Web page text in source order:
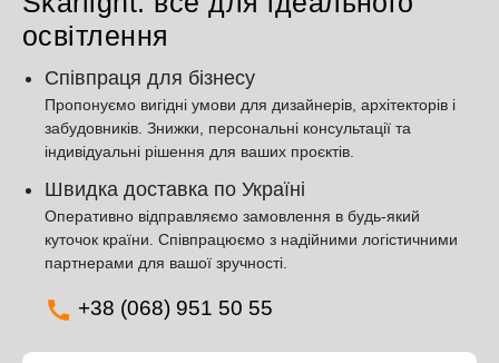
освітлення
Співпраця для бізнесу
Пропонуємо вигідні умови для дизайнерів, архітекторів і
забудовників. Знижки, персональні консультації та
індивідуальні рішення для ваших проєктів.
Швидка доставка по Україні
Оперативно відправляємо замовлення в будь-який
куточок країни. Співпрацюємо з надійними логістичними
партнерами для вашої зручності.
+38 (068) 951 50 55